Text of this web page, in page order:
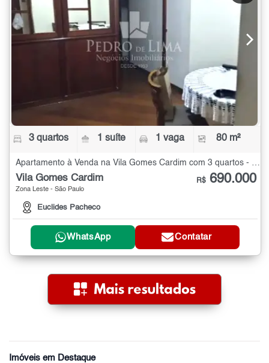
3 quartos 1 suíte 1 vaga 80 m²
Apartamento à Venda na Vila Gomes Cardim com 3 quartos - 80 m²
Vila Gomes Cardim
Zona Leste - São Paulo
Euclides Pacheco
R$ 690.000
WhatsApp Contatar
Imóveis em Destaque